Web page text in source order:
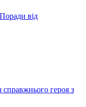
від
справжнього героя з